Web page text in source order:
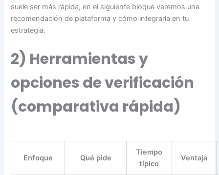
suele ser más rápida; en el siguiente bloque veremos una
recomendación de plataforma y cómo integrarla en tu
estrategia.
2) Herramientas y
opciones de verificación
(comparativa rápida)
Enfoque Qué pide
Tiempo
típico
Ventaja